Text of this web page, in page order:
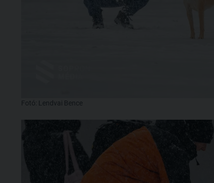
Fotó: Lendvai Bence